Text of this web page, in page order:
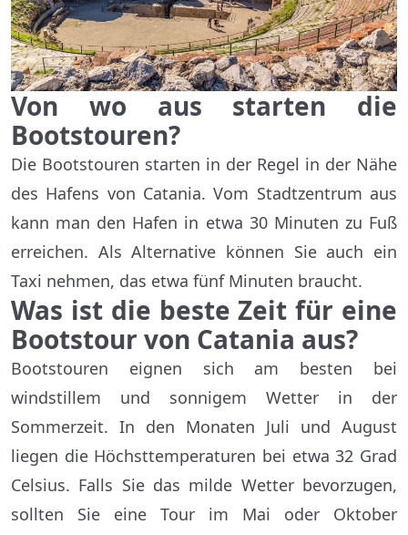
Von wo aus starten die
Bootstouren?
Die Bootstouren starten in der Regel in der Nähe
des Hafens von Catania. Vom Stadtzentrum aus
kann man den Hafen in etwa 30 Minuten zu Fuß
erreichen. Als Alternative können Sie auch ein
Taxi nehmen, das etwa fünf Minuten braucht.
Was ist die beste Zeit für eine
Bootstour von Catania aus?
Bootstouren eignen sich am besten bei
windstillem und sonnigem Wetter in der
Sommerzeit. In den Monaten Juli und August
liegen die Höchsttemperaturen bei etwa 32 Grad
Celsius. Falls Sie das milde Wetter bevorzugen,
sollten Sie eine Tour im Mai oder Oktober